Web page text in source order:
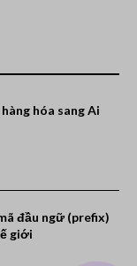
hóa sang Ai
đầu ngữ (prefix)
giới